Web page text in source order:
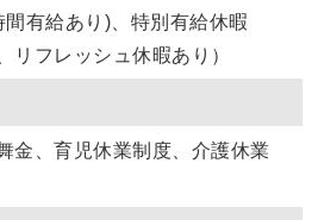
有給あり)、特別有給休暇
リフレッシュ休暇あり）
金、育児休業制度、介護休業